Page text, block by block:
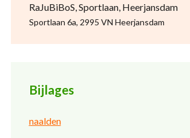
RaJuBiBoS, Sportlaan, Heerjansdam
Sportlaan 6a, 2995 VN Heerjansdam
Bijlages
naalden